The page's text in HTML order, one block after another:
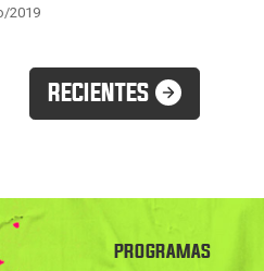
2019
RECIENTES
PROGRAMAS